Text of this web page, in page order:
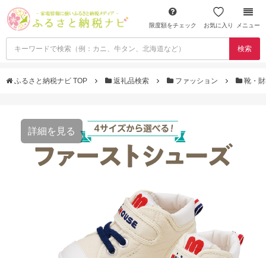
限度額をチェック お気に入り メニュー
検索
ふるさと納税ナビ TOP 返礼品検索 ファッション 靴・
詳細を見る